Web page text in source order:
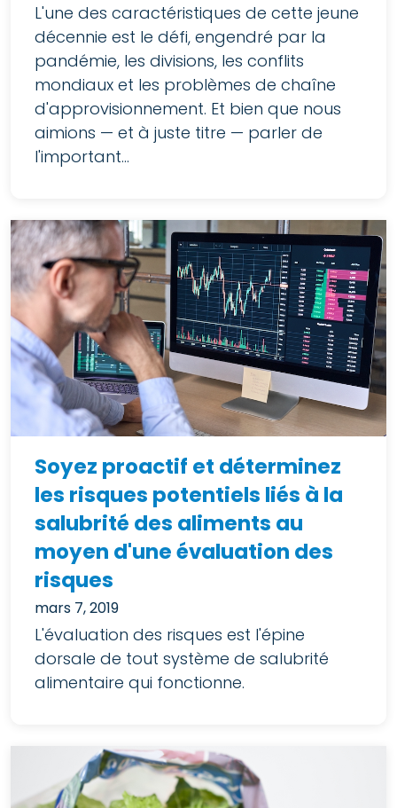
L'une des caractéristiques de cette jeune
décennie est le défi, engendré par la
pandémie, les divisions, les conflits
mondiaux et les problèmes de chaîne
d'approvisionnement. Et bien que nous
aimions — et à juste titre — parler de
l'important...
Soyez proactif et déterminez
les risques potentiels liés à la
salubrité des aliments au
moyen d'une évaluation des
risques
mars 7, 2019
L'évaluation des risques est l'épine
dorsale de tout système de salubrité
alimentaire qui fonctionne.